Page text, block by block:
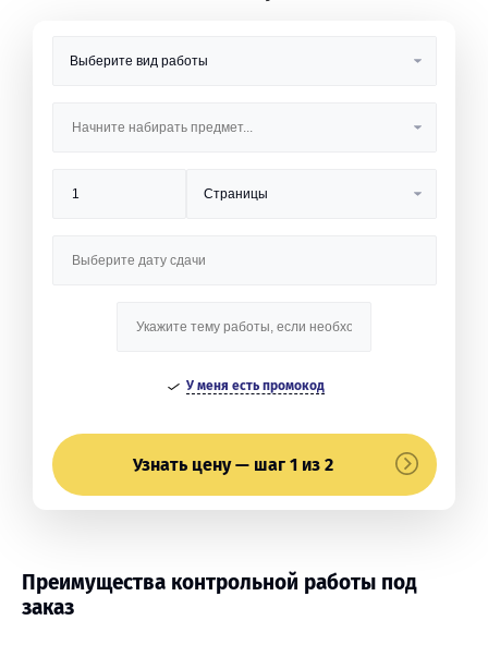
У меня есть промокод
Узнать цену — шаг 1 из 2
Преимущества контрольной работы под
заказ